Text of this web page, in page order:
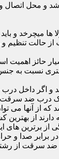
و محل
میچرخد و
از حالت تنظیم
حائز اهمیت
نسبت به
اگر داخل درب
یک درب ضد
از آنها می
دارند از
برترین های
برابر صدا و
سرقت از